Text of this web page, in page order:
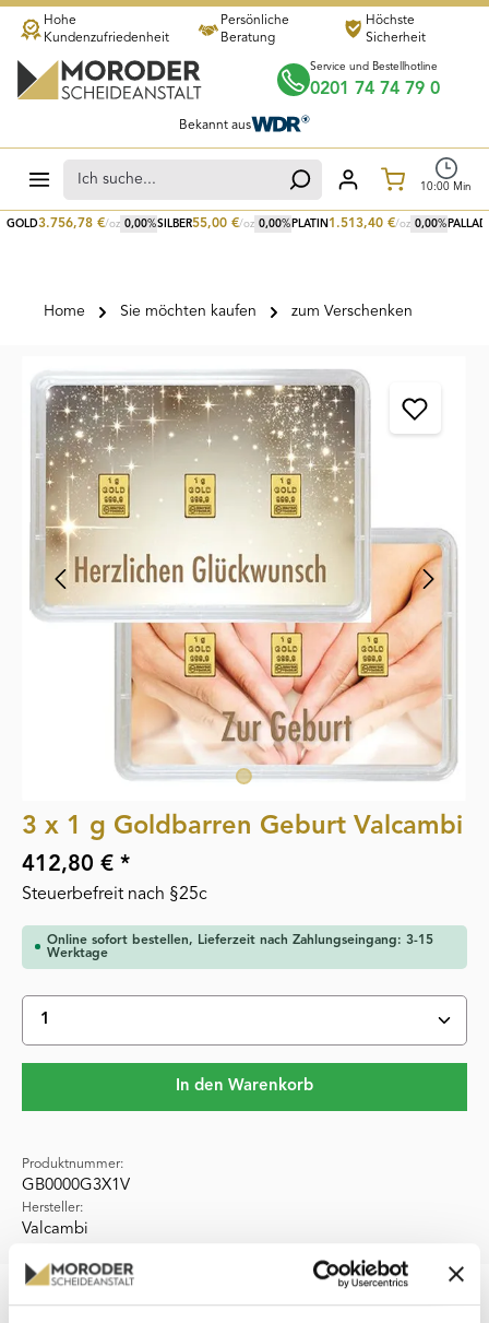
Zum Hauptinhalt springen
GOLD3.756,78 €/oz 0,00%SILBER55,00 €/oz 0,00% PLATIN 1.513,40 €/oz 0,00%
Hohe
Kundenzufriedenheit
Persönliche
Beratung
Höchste
Sicherheit
Service und Bestellhotline
0201 74 74 79 0
Bekannt aus
10:00 Min
Home Sie möchten kaufen zum Verschenken
3 x 1 g Goldbarren Geburt Valcambi
412,80 € *
Steuerbefreit nach §25c
Online sofort bestellen, Lieferzeit nach Zahlungseingang: 3-15
Werktage
Produkt Anzahl: Gib den gewünschten Wert ein
In den Warenkorb
Produktnummer:
GB0000G3X1V
Hersteller:
Valcambi
Beschreibung